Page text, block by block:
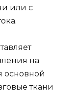
или с
на
основной
ткани